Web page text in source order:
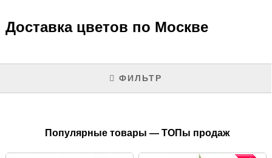
Доставка цветов по Москве
ФИЛЬТР
Популярные товары — ТОПы продаж